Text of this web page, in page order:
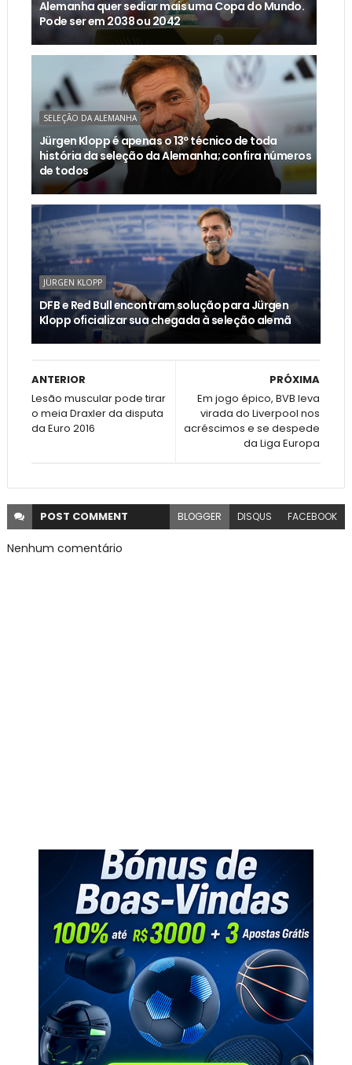
Alemanha quer sediar mais uma Copa do Mundo.
Pode ser em 2038 ou 2042
SELEÇÃO DA ALEMANHA
Jürgen Klopp é apenas o 13º técnico de toda
história da seleção da Alemanha; confira números
de todos
JÜRGEN KLOPP
DFB e Red Bull encontram solução para Jürgen
Klopp oficializar sua chegada à seleção alemã
PRÓXIMA
Em jogo épico, BVB leva
virada do Liverpool nos
acréscimos e se despede
da Liga Europa
ANTERIOR
Lesão muscular pode tirar
o meia Draxler da disputa
da Euro 2016
POST COMMENT BLOGGER DISQUS FACEBOOK
Nenhum comentário